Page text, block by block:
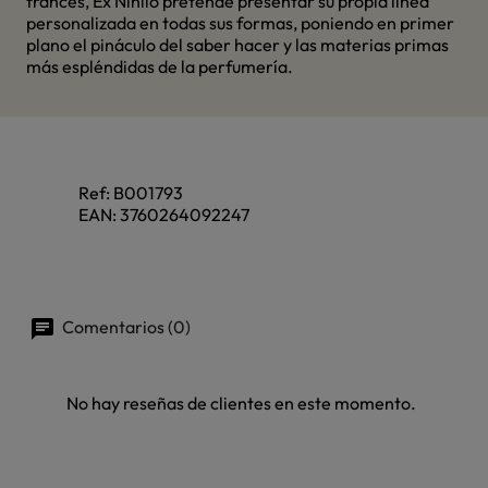
personalizada en todas sus formas, poniendo en primer
plano el pináculo del saber hacer y las materias primas
más espléndidas de la perfumería.
Ref: B001793
EAN: 3760264092247
Comentarios (0)
No hay reseñas de clientes en este momento.